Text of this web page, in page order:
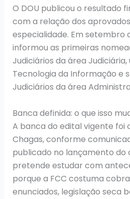
O DOU publicou o resultado
com a relação dos
especialidade. Em setembro
informou as primeiras
Judiciários da área
Tecnologia da Informação e
Judiciários da área
Banca definida: o que isso
A banca do edital vigente foi
Chagas, conforme
publicado no lançamento do
pretende estudar com
porque a FCC costuma
enunciados, legislação seca